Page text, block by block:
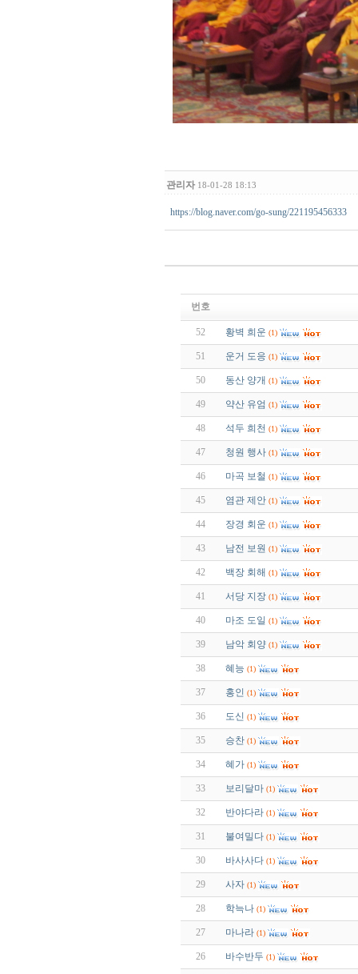
관리자 18-01-28 18:13
https://blog.naver.com/go-sung/221195456333
번호
52 황벽 희운 (1)
51 운거 도응 (1)
50 동산 양개 (1)
49 약산 유엄 (1)
48 석두 희천 (1)
47 청원 행사 (1)
46 마곡 보철 (1)
45 염관 제안 (1)
44 장경 회운 (1)
43 남전 보원 (1)
42 백장 회해 (1)
41 서당 지장 (1)
40 마조 도일 (1)
39 남악 회양 (1)
38 혜능 (1)
37 홍인 (1)
36 도신 (1)
35 승찬 (1)
34 혜가 (1)
33 보리달마 (1)
32 반야다라 (1)
31 불여밀다 (1)
30 바사사다 (1)
29 사자 (1)
28 학늑나 (1)
27 마나라 (1)
26 바수반두 (1)